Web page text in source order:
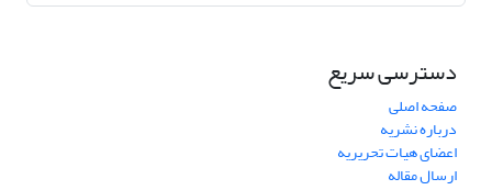
دسترسی سریع
صفحه اصلی
درباره نشریه
اعضای هیات تحریریه
ارسال مقاله